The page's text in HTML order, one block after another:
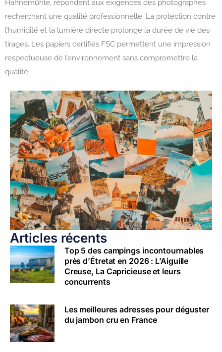
Hahnemühle, répondent aux exigences des photographes
recherchant une qualité professionnelle. La protection contre
l’humidité et la lumière directe prolonge la durée de vie des
tirages. Les papiers certifiés FSC permettent une impression
respectueuse de l’environnement sans compromettre la
qualité.
Articles récents
Top 5 des campings incontournables
près d’Étretat en 2026 : L’Aiguille
Creuse, La Capricieuse et leurs
concurrents
Les meilleures adresses pour déguster
du jambon cru en France